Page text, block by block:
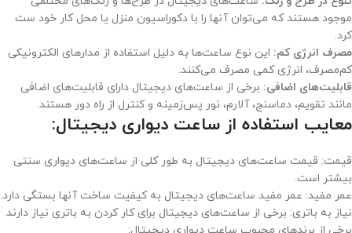
موجود هستند که می‌توان آنها را با دکوراسیون منزل یا محل کار خود ست
کرد.
مصرف انرژی کم: این نوع ساعت‌ها به دلیل استفاده از مدارهای الکترونیکی
کم‌مصرف، انرژی کمی مصرف می‌کنند.
قابلیت‌های اضافی: برخی از ساعت‌های دیجیتال دارای قابلیت‌های اضافی
مانند تقویم، دماسنج، آلارم، نور پس‌زمینه و کنترل از راه دور هستند.
معایب استفاده از ساعت دیواری دیجیتال:
قیمت: قیمت ساعت‌های دیجیتال به طور کلی از ساعت‌های دیواری سنتی
بیشتر است.
عمر مفید: عمر مفید ساعت‌های دیجیتال به کیفیت ساخت آنها بستگی دارد.
نیاز به باتری: برخی از ساعت‌های دیجیتال برای کار کردن به باتری نیاز دارند.